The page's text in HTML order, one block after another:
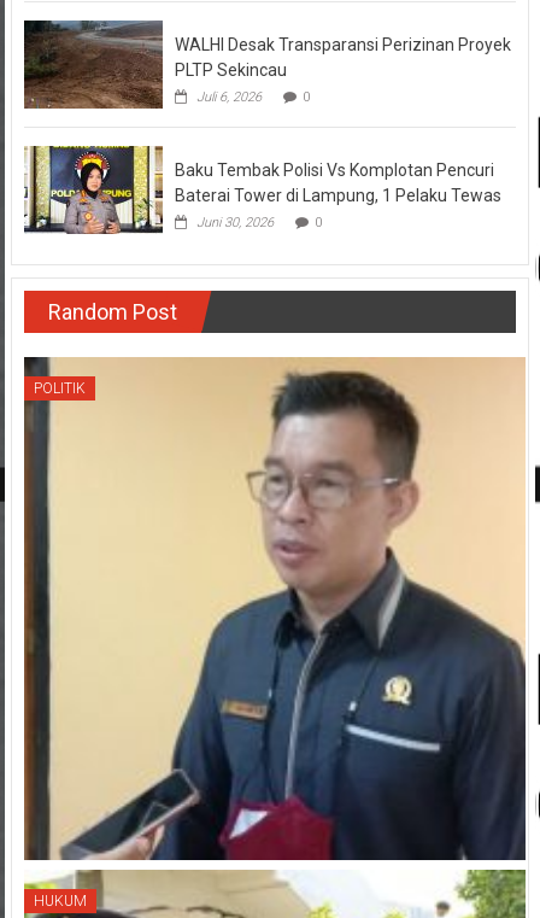
WALHI Desak Transparansi Perizinan Proyek
PLTP Sekincau
Juli 6, 2026 0
Baku Tembak Polisi Vs Komplotan Pencuri
Baterai Tower di Lampung, 1 Pelaku Tewas
Juni 30, 2026 0
Random Post
POLITIK
HUKUM